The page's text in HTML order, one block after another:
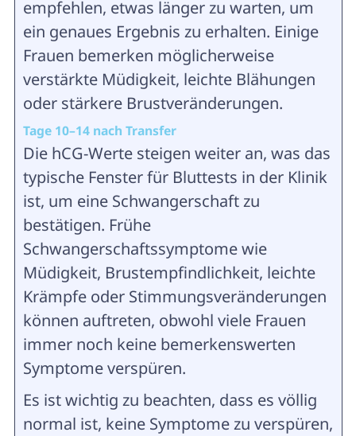
empfehlen, etwas länger zu warten, um
ein genaues Ergebnis zu erhalten. Einige
Frauen bemerken möglicherweise
verstärkte Müdigkeit, leichte Blähungen
oder stärkere Brustveränderungen.
Tage 10–14 nach Transfer
Die hCG-Werte steigen weiter an, was das
typische Fenster für Bluttests in der Klinik
ist, um eine Schwangerschaft zu
bestätigen. Frühe
Schwangerschaftssymptome wie
Müdigkeit, Brustempfindlichkeit, leichte
Krämpfe oder Stimmungsveränderungen
können auftreten, obwohl viele Frauen
immer noch keine bemerkenswerten
Symptome verspüren.
Es ist wichtig zu beachten, dass es völlig
normal ist, keine Symptome zu verspüren,